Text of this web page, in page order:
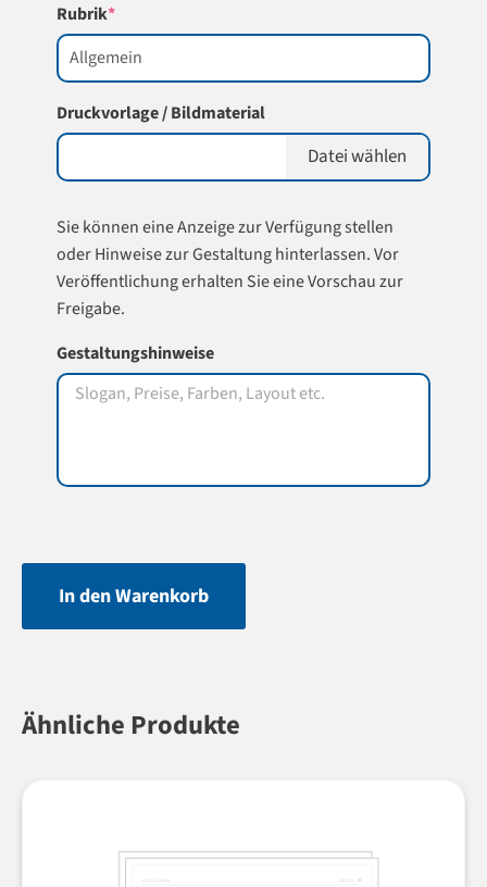
Rubrik*(required)
Druckvorlage / Bildmaterial
Datei wählen
Sie können eine Anzeige zur Verfügung stellen
oder Hinweise zur Gestaltung hinterlassen. Vor
Veröffentlichung erhalten Sie eine Vorschau zur
Freigabe.
Gestaltungshinweise
In den Warenkorb
Ähnliche Produkte